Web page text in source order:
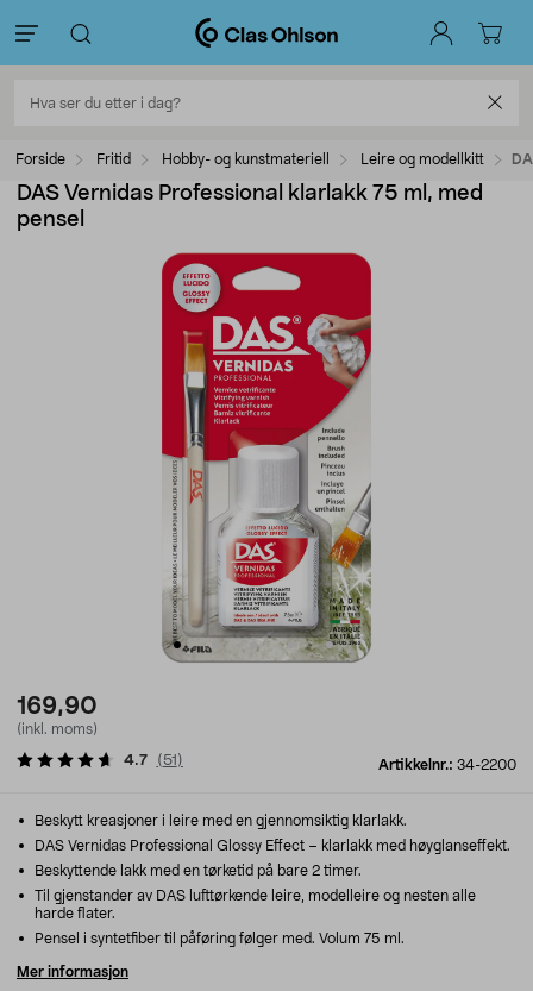
Forside Fritid Hobby- og kunstmateriell Leire og modellkitt
DAS Vernidas Professional klarlakk 75 ml, med
pensel
169,90
(inkl. moms)
Artikkelnr.: 34-2200
4.7 ( 51 )
Beskytt kreasjoner i leire med en gjennomsiktig klarlakk.
DAS Vernidas Professional Glossy Effect – klarlakk med høyglanseffekt.
Beskyttende lakk med en tørketid på bare 2 timer.
Til gjenstander av DAS lufttørkende leire, modelleire og nesten alle
harde flater.
Pensel i syntetfiber til påføring følger med. Volum 75 ml.
Mer informasjon